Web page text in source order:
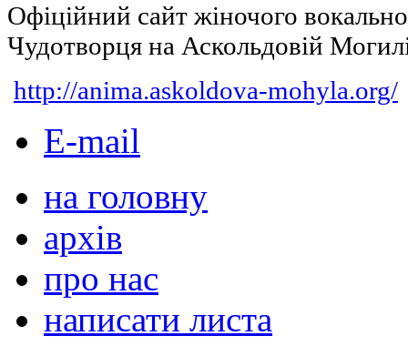
Офіційний сайт жіночого
Чудотворця на Аскольдовій
http://anima.askoldova-mohyla.org/
E-mail
на головну
архів
про нас
написати листа